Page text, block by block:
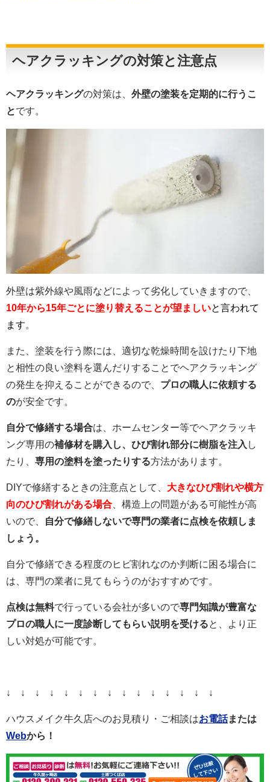
ヘアクラッキングの対策と注意点
ヘアクラッキングの対策は、 外壁の塗装を定期的に行うこ
とです。
外壁は紫外線や風雨などによって劣化していきますので、
10年から15年ごとに塗り替えることが望ましいと言われて
ます。
また、塗装を行う際には、適切な乾燥時間を設けたり下地
と相性の良い塗料を選んだりすることでヘアクラッキング
の発生を抑えることができるので、 プロの職人に依頼する
のが安全です。
自分で修繕する場合は、ホームセンター等でヘアクラッキ
ング専用の補修材を購入し、ひび割れ部分に樹脂を注入 し
たり、 専用の塗料を塗ったりする方法があります。
DIYで修繕するときの注意点として、 大きなひび割れや横方
向のひび割れがある場合 、構造上の問題がある可能性が高
いので、
自分で修繕しないで専門の業者に点検を依頼しま
しょう。
自分で修繕できる程度のヒビ割れなのか判断に困る場合に
は、専門の業者に見てもらうのがおすすめです。
点検は無料で行っている会社が多いので専門知識が豊富な
プロの職人に一度診断してもらい説明を受けると、より正
しい対処が可能です。
↓ ↓ ↓ ↓ ↓ ↓ ↓ ↓ ↓ ↓ ↓ ↓ ↓ ↓ ↓
ハウスメイク牛久店へのお見積り・ご相談はお電話または
Webから！